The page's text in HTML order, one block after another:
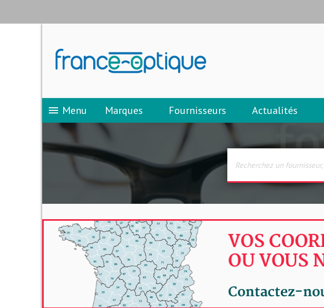
menu Menu Marques Fournisseurs Actualités